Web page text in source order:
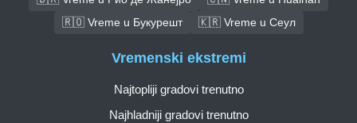
🇷🇴 Vreme u Букурешт
🇰🇷 Vreme u Сеул
Vremenski ekstremi
Najtopliji gradovi trenutno
Najhladniji gradovi trenutno